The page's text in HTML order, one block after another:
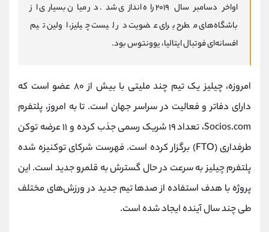
اواخر دسامبر سال ۲۰۱۹راه اندازی شد. در میان بسیاری از
باشگاه‌های مطرح برای عضویت در لیست چیلیز، اولین تیم
افسانه‌ای فوتبال ایتالیا، یوونتوس بود.
امروزه، چیلیز یک تیم چند ملیتی با بیش از ۸۰ عضو است که
دارای دفاتر و فعالیت در سراسر جهان است. تا به امروز، پلتفرم
Socios.com، تعداد ۱۹ شریک رسمی جذب کرده و ۱۱ عرضه توکن
طرفداری (FTO) برگزار کرده است. فهرست شرکای توکنیزه شده
پلتفرم چیلیز به سرعت در حال گسترش به قلمرو جدید است. این
پروژه با هدف استفاده از صدها تیم جدید در ورزش‌های مختلف
طی چند سال آینده ایجاد شده است.